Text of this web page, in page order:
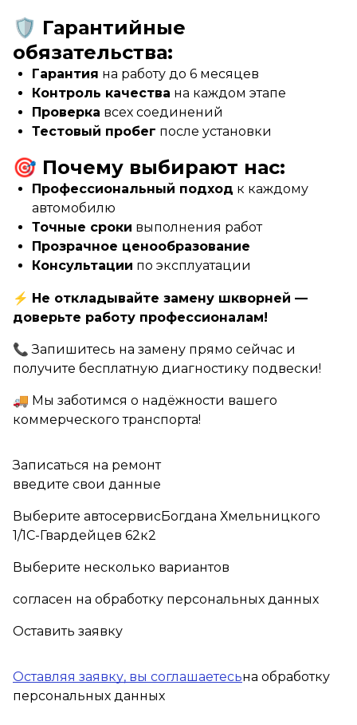
🛡️ Гарантийные
обязательства:
Гарантия на работу до 6 месяцев
Контроль качества на каждом этапе
Проверка всех соединений
Тестовый пробег после установки
🎯 Почему выбирают нас:
Профессиональный подход к каждому
автомобилю
Точные сроки выполнения работ
Прозрачное ценообразование
Консультации по эксплуатации
⚡ Не откладывайте замену шкворней —
доверьте работу профессионалам!
📞 Запишитесь на замену прямо сейчас и
получите бесплатную диагностику подвески!
🚚 Мы заботимся о надёжности вашего
коммерческого транспорта!
Записаться на ремонт
введите свои данные
Выберите автосервисБогдана Хмельницкого
1/1С-Гвардейцев 62к2
Выберите несколько вариантов
согласен на обработку персональных данных
Оставить заявку
Оставляя заявку, вы соглашаетесьна обработку
персональных данных